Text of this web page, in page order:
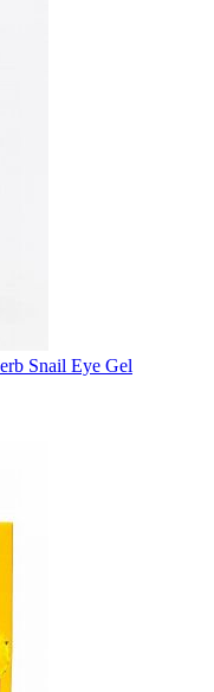
Snail Eye Gel